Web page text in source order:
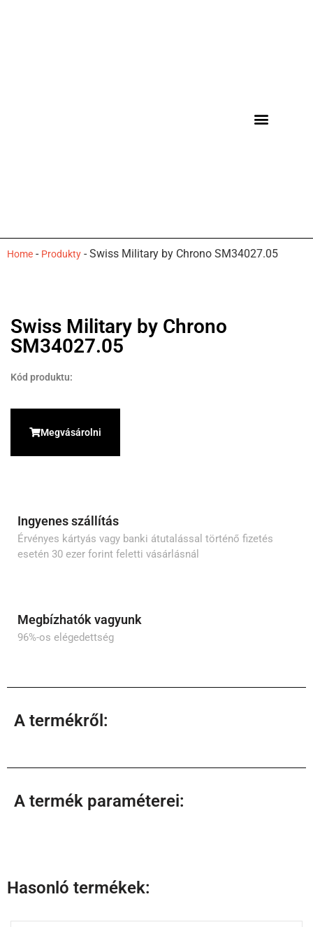
Home - Produkty - Swiss Military by Chrono SM34027.05
Swiss Military by Chrono
SM34027.05
Kód produktu:
Megvásárolni
Ingyenes szállítás
Érvényes kártyás vagy banki átutalással történő fizetés
esetén 30 ezer forint feletti vásárlásnál
Megbízhatók vagyunk
96%-os elégedettség
A termékről:
A termék paraméterei:
Hasonló termékek: